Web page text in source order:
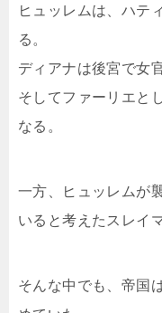
ヒュッレムは、ハテ
る。
ディアナは後宮で女
そしてファーリエと
なる。
一方、ヒュッレムが
いると考えたスレイ
そんな中でも、帝国